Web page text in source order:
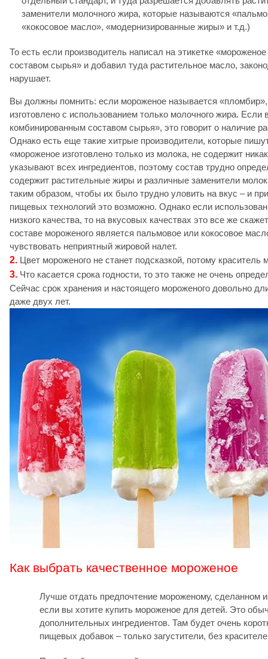
заменители молочного жира, которые называются
«кокосовое масло», «модернизированные жиры» и т.д.)
То есть если производитель написал на этикетке
составом сырья» и добавил туда растительное масло,
нарушает.
Вы должны помнить: если мороженое называется
изготовлено с использованием только молочного жира. Если
комбинированным составом сырья», это говорит о наличие
Однако есть еще такие хитрые производители, которые
«мороженое изготовлено только из молока, не содержит
указывают всех ингредиентов, поэтому состав трудно
содержит растительные жиры и различные заменители
таким образом, чтобы их было трудно уловить на вкус – и
пищевых технологий это возможно. Однако если
низкого качества, то на вкусовых качествах это все же
составе мороженого является пальмовое или кокосовое
чувствовать неприятный жировой налет.
2. Цвет мороженого не станет подсказкой, потому
3. Что касается срока годности, то это также не очень
Сейчас срок хранения и настоящего мороженого довольно
даже двух лет.
Как выбрать качественное мороженое
Лучше отдать предпочтение мороженому, сделанном
если вы хотите купить мороженое для детей. Это
дополнительных ингредиентов. Там будет очень
пищевых добавок – только загустители, без